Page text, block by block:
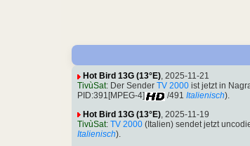
Hot Bird 13G (13°E), 2025-11-21
TivùSat: Der Sender TV 2000 ist jetzt in
PID:391[MPEG-4]
/491 Italienisch).
Hot Bird 13G (13°E) , 2025-11-19
TivùSat: TV 2000 (Italien) sendet jetzt
Italienisch).